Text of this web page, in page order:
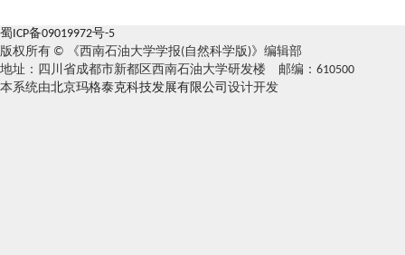
蜀ICP备09019972号-5
版权所有 © 《西南石油大学学报(自然科学版)》编辑部
地址：四川省成都市新都区西南石油大学研发楼 邮编：610500
本系统由北京玛格泰克科技发展有限公司 设计开发